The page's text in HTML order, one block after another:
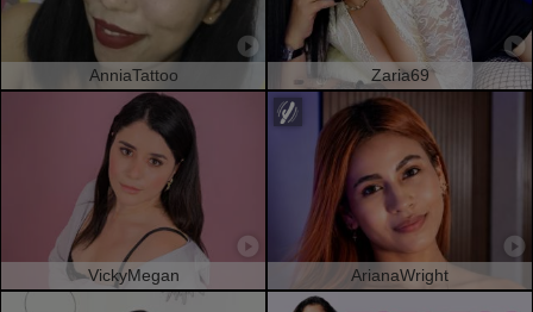
AnniaTattoo Zaria69
VickyMegan ArianaWright